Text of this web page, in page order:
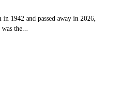
1942 and passed away in 2026,
the...